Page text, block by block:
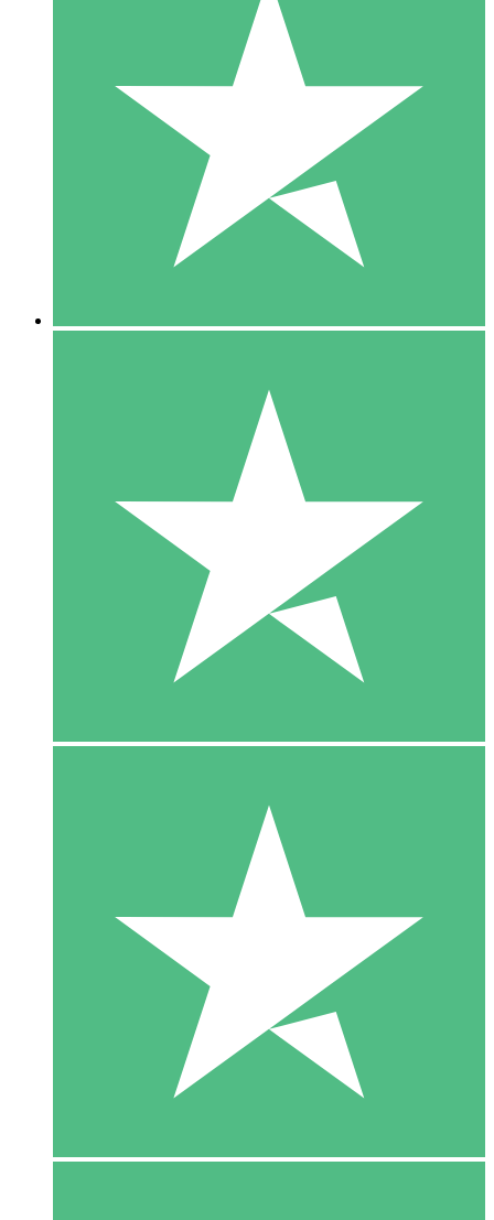
Individuelle Credit-Pakete
Zahlen Sie nach Bedarf mit Download-Credits. Keine
monatliche Verpflichtung erforderlich.
10 00
10 Downloads
20 00